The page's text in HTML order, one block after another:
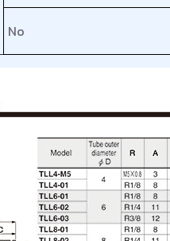
No